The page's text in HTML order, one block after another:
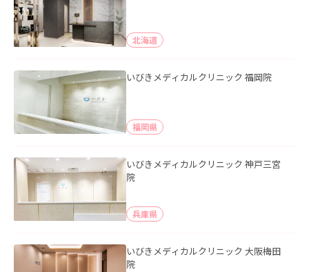
北海道
いびきメディカルクリニック 福岡院
福岡県
いびきメディカルクリニック 神戸三宮
院
兵庫県
いびきメディカルクリニック 大阪梅田
院